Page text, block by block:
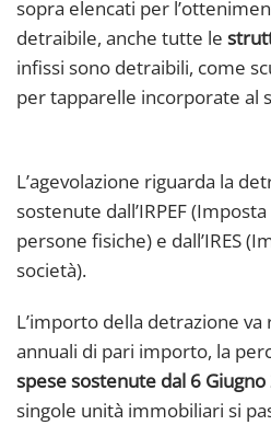
sopra elencati per
detraibile, anche tutte le
infissi sono detraibili, come
per tapparelle incorporate al
L’agevolazione riguarda la
sostenute dall’IRPEF
persone fisiche) e dall’IRES
società).
L’importo della detrazione
annuali di pari importo, la
spese sostenute dal 6
singole unità immobiliari si